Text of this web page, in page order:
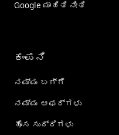
Google ಮಾಹಿತಿ ನೀತಿ
ಕಂಪನಿ
ನಮ್ಮ ಬಗ್ಗೆ
ನಮ್ಮ ಆಫರ್‌ಗಳು
ಹೊಸ ಸುದ್ದಿಗಳು